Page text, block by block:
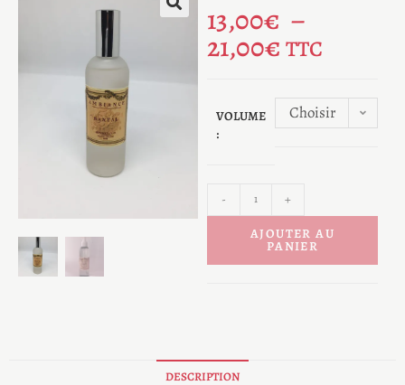
13,00€ –
21,00€ TTC
VOLUME
:
Choisir
- +
AJOUTER AU
PANIER
DESCRIPTION